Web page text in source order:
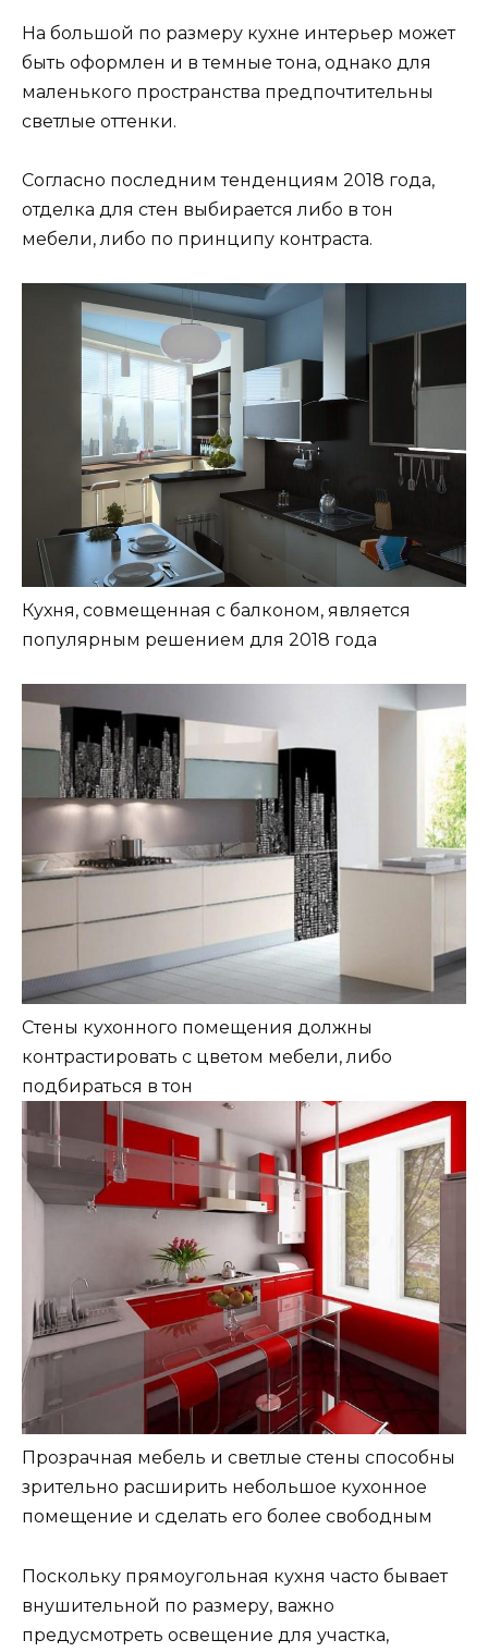
На большой по размеру кухне интерьер может
быть оформлен и в темные тона, однако для
маленького пространства предпочтительны
светлые оттенки.
Согласно последним тенденциям 2018 года,
отделка для стен выбирается либо в тон
мебели, либо по принципу контраста.
Кухня, совмещенная с балконом, является
популярным решением для 2018 года
Стены кухонного помещения должны
контрастировать с цветом мебели, либо
подбираться в тон
Прозрачная мебель и светлые стены способны
зрительно расширить небольшое кухонное
помещение и сделать его более свободным
Поскольку прямоугольная кухня часто бывает
внушительной по размеру, важно
предусмотреть освещение для участка,